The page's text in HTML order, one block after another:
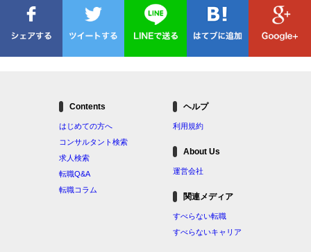
Contents
はじめての方へ
コンサルタント検索
求人検索
転職Q&A
転職コラム
ヘルプ
利用規約
About Us
運営会社
関連メディア
すべらない転職
すべらないキャリア